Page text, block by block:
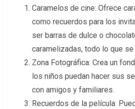
Caramelos de cine: Ofrece
como recuerdos para los
ser barras de dulce o
caramelizadas, todo lo que se
Zona Fotográfica: Crea un
los niños puedan hacer sus
con amigos y familiares.
Recuerdos de la película: